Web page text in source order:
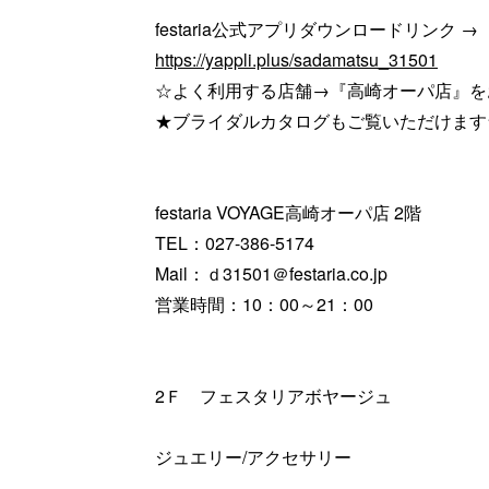
festaria公式アプリダウンロードリンク →
https://yappli.plus/sadamatsu_31501
☆よく利用する店舗→『高崎オーパ店』
★ブライダルカタログもご覧いただけま
festaria VOYAGE高崎オーパ店 2階
TEL：027-386-5174
Mail：ｄ31501＠festaria.co.jp
営業時間：10：00～21：00
2Ｆ フェスタリアボヤージュ
ジュエリー/アクセサリー